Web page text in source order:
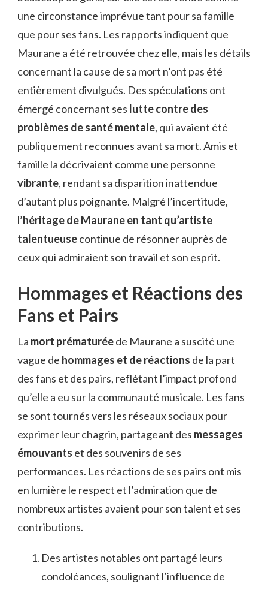
une circonstance imprévue tant pour sa famille
que pour ses fans. Les rapports indiquent que
Maurane a été retrouvée chez elle, mais les détails
concernant la cause de sa mort n’ont pas été
entièrement divulgués. Des spéculations ont
émergé concernant ses lutte contre des
problèmes de santé mentale, qui avaient été
publiquement reconnues avant sa mort. Amis et
famille la décrivaient comme une personne
vibrante, rendant sa disparition inattendue
d’autant plus poignante. Malgré l’incertitude,
l’héritage de Maurane en tant qu’artiste
talentueusecontinue de résonner auprès de
ceux qui admiraient son travail et son esprit.
Hommages et Réactions des
Fans et Pairs
La mort prématuréede Maurane a suscité une
vague de hommages et de réactions de la part
des fans et des pairs, reflétant l’impact profond
qu’elle a eu sur la communauté musicale. Les fans
se sont tournés vers les réseaux sociaux pour
exprimer leur chagrin, partageant des messages
émouvants et des souvenirs de ses
performances. Les réactions de ses pairs ont mis
en lumière le respect et l’admiration que de
nombreux artistes avaient pour son talent et ses
contributions.
Des artistes notables ont partagé leurs
condoléances, soulignant l’influence de